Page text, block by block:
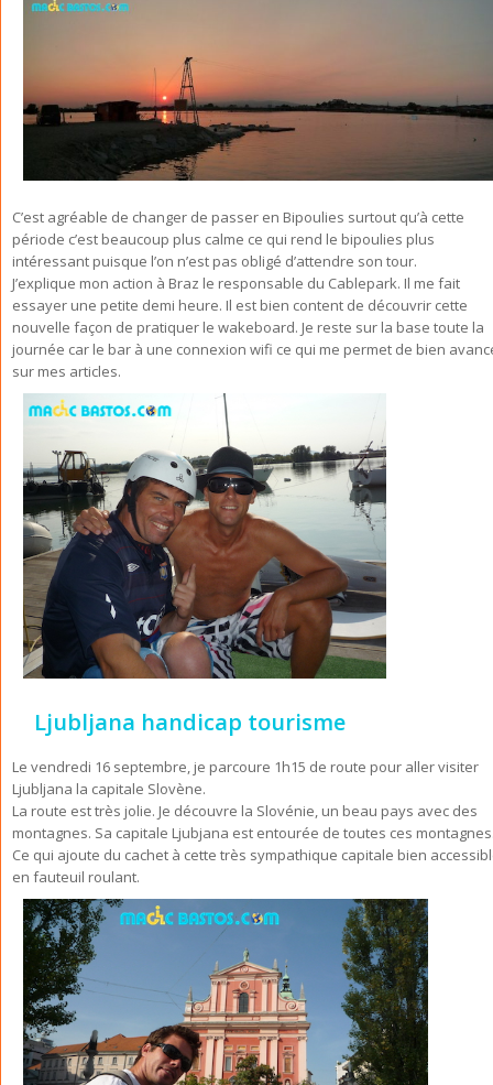
C’est agréable de changer de passer en Bipoulies surtout qu’à cette
période c’est beaucoup plus calme ce qui rend le bipoulies plus
intéressant puisque l’on n’est pas obligé d’attendre son tour.
J’explique mon action à Braz le responsable du Cablepark. Il me fait
essayer une petite demi heure. Il est bien content de découvrir cette
nouvelle façon de pratiquer le wakeboard. Je reste sur la base toute la
journée car le bar à une connexion wifi ce qui me permet de bien
sur mes articles.
Ljubljana handicap tourisme
Le vendredi 16 septembre, je parcoure 1h15 de route pour aller visiter
Ljubljana la capitale Slovène.
La route est très jolie. Je découvre la Slovénie, un beau pays avec des
montagnes. Sa capitale Ljubjana est entourée de toutes ces
Ce qui ajoute du cachet à cette très sympathique capitale bien
en fauteuil roulant.